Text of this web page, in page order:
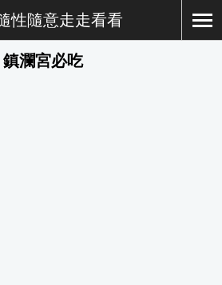
性隨意走走看看
鎮瀾宮必吃